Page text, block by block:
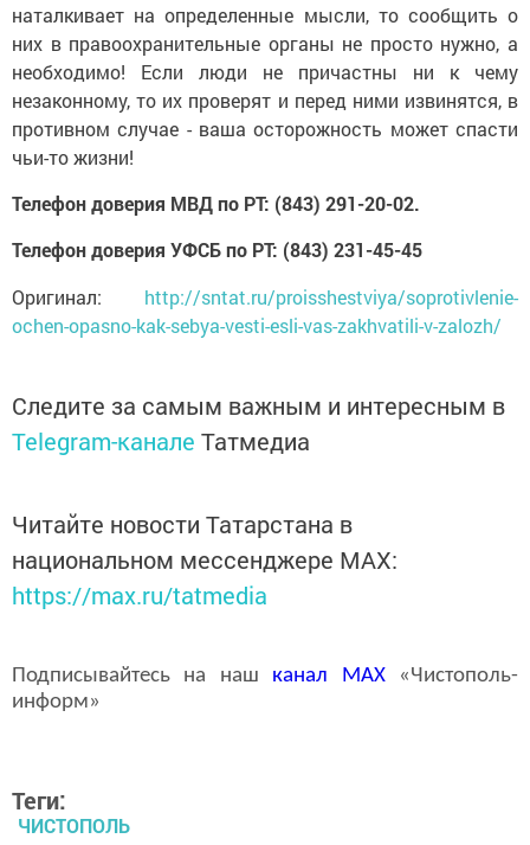
наталкивает на определенные мысли, то сообщить о
них в правоохранительные органы не просто нужно, а
необходимо! Если люди не причастны ни к чему
незаконному, то их проверят и перед ними извинятся, в
противном случае - ваша осторожность может спасти
чьи-то жизни!
Телефон доверия МВД по РТ: (843) 291-20-02.
Телефон доверия УФСБ по РТ: (843) 231-45-45
Оригинал: http://sntat.ru/proisshestviya/soprotivlenie-
ochen-opasno-kak-sebya-vesti-esli-vas-zakhvatili-v-zalozh/
Следите за самым важным и интересным в
Telegram-канале Татмедиа
Читайте новости Татарстана в
национальном мессенджере MАХ:
https://max.ru/tatmedia
Подписывайтесь на наш канал MAX«Чистополь-
информ»
Теги:
ЧИСТОПОЛЬ